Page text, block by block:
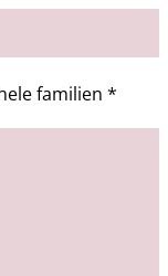
familien *